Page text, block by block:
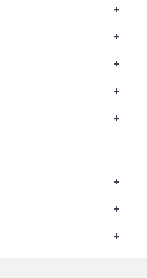
+
+
+
+
+
+
+
+